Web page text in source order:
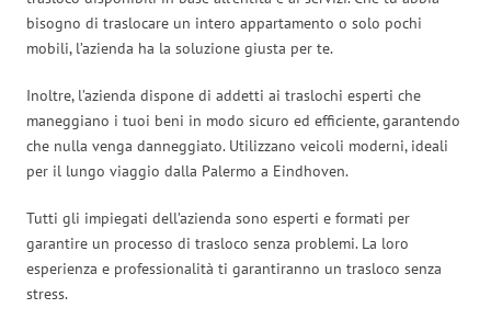
bisogno di traslocare un intero appartamento o solo pochi
mobili, l’azienda ha la soluzione giusta per te.
Inoltre, l’azienda dispone di addetti ai traslochi esperti che
maneggiano i tuoi beni in modo sicuro ed efficiente, garantendo
che nulla venga danneggiato. Utilizzano veicoli moderni, ideali
per il lungo viaggio dalla Palermo a Eindhoven.
Tutti gli impiegati dell’azienda sono esperti e formati per
garantire un processo di trasloco senza problemi. La loro
esperienza e professionalità ti garantiranno un trasloco senza
stress.